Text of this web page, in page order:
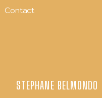
Contact
STEPHANE BELMONDO